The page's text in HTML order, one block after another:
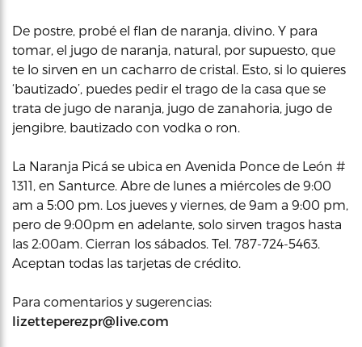
De postre, probé el flan de naranja, divino. Y para
tomar, el jugo de naranja, natural, por supuesto, que
te lo sirven en un cacharro de cristal. Esto, si lo quieres
‘bautizado’, puedes pedir el trago de la casa que se
trata de jugo de naranja, jugo de zanahoria, jugo de
jengibre, bautizado con vodka o ron.
La Naranja Picá se ubica en Avenida Ponce de León #
1311, en Santurce. Abre de lunes a miércoles de 9:00
am a 5:00 pm. Los jueves y viernes, de 9am a 9:00 pm,
pero de 9:00pm en adelante, solo sirven tragos hasta
las 2:00am. Cierran los sábados. Tel. 787-724-5463.
Aceptan todas las tarjetas de crédito.
Para comentarios y sugerencias:
lizetteperezpr@live.com